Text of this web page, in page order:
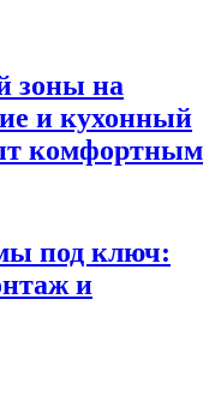
зоны на
и кухонный
комфортным
под ключ:
и